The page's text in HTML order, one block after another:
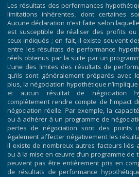
Les résultats des performances
limitations inhérentes, dont certaines
Aucune déclaration n’est faite selon
est susceptible de réaliser des profits
ceux indiqués ; en fait, il existe souvent
entre les résultats de performance
réels obtenus par la suite par un
L’une des limites des résultats de
qu’ils sont généralement préparés avec
plus, la négociation hypothétique
et aucun résultat de négociation
complètement rendre compte de l’impact
négociation réelle. Par exemple, la
ou à adhérer à un programme de
pertes de négociation sont des points
également affecter négativement les
Il existe de nombreux autres facteurs liés
ou à la mise en œuvre d’un programme de
peuvent pas être entièrement pris en
de résultats de performance